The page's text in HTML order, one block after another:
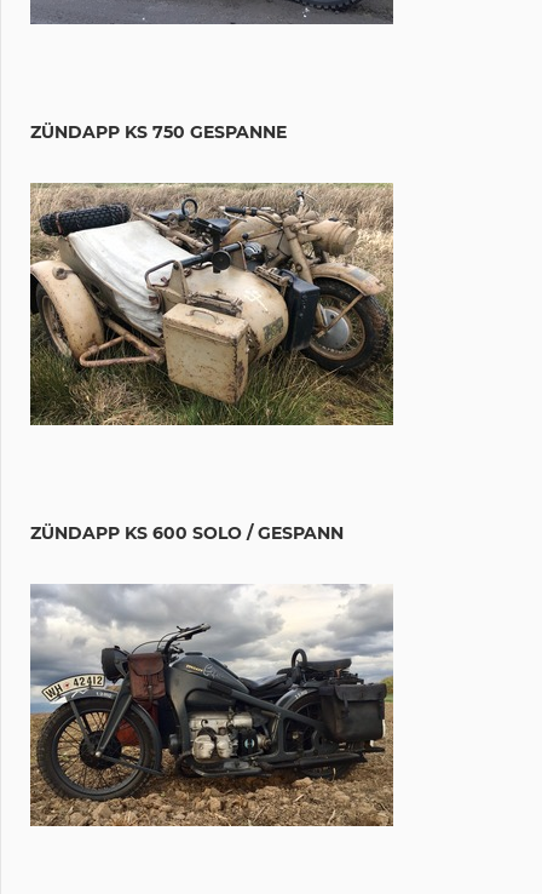
ZÜNDAPP KS 750 GESPANNE
ZÜNDAPP KS 600 SOLO / GESPANN